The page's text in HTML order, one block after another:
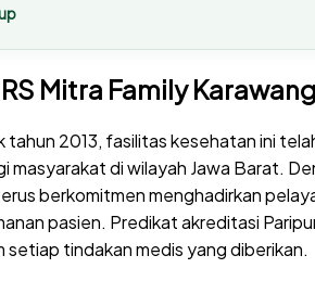
Mitra Family Karawang
tahun 2013, fasilitas kesehatan ini
masyarakat di wilayah Jawa Barat.
berkomitmen menghadirkan
pasien. Predikat akreditasi
setiap tindakan medis yang diberikan.